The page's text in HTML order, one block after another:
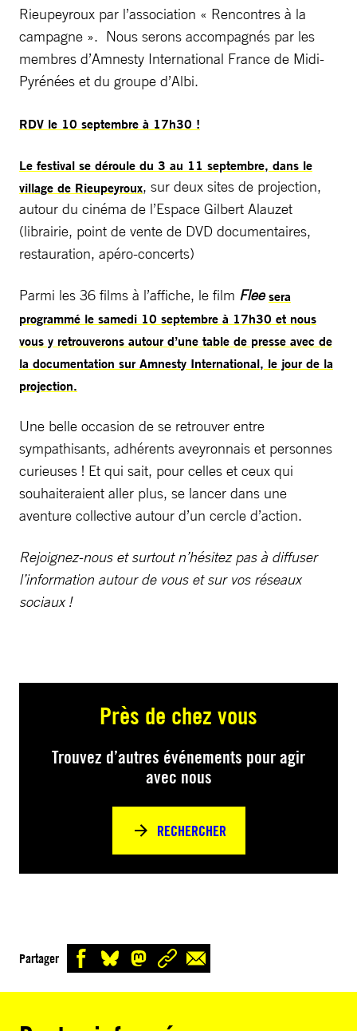
Rieupeyroux par l’association « Rencontres à la
campagne ». Nous serons accompagnés par les
membres d’Amnesty International France de Midi-
Pyrénées et du groupe d’Albi.
RDV le 10 septembre à 17h30 !
Le festival se déroule du 3 au 11 septembre, dans le
village de Rieupeyroux, sur deux sites de projection,
autour du cinéma de l’Espace Gilbert Alauzet
(librairie, point de vente de DVD documentaires,
restauration, apéro-concerts)
Parmi les 36 films à l’affiche, le film Fleesera
programmé le samedi 10 septembre à 17h30 et nous
vous y retrouverons autour d’une table de presse avec de
la documentation sur Amnesty International, le jour de la
projection.
Une belle occasion de se retrouver entre
sympathisants, adhérents aveyronnais et personnes
curieuses ! Et qui sait, pour celles et ceux qui
souhaiteraient aller plus, se lancer dans une
aventure collective autour d’un cercle d’action.
Rejoignez-nous et surtout n’hésitez pas à diffuser
l’information autour de vous et sur vos réseaux
sociaux !
Près de chez vous
Trouvez d’autres événements pour agir
avec nous
RECHERCHER
Partager